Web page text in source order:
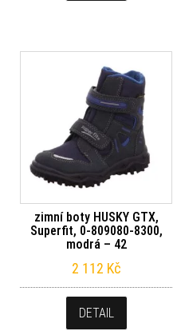
zimní boty HUSKY GTX,
Superfit, 0-809080-8300,
modrá – 42
2 112 Kč
DETAIL